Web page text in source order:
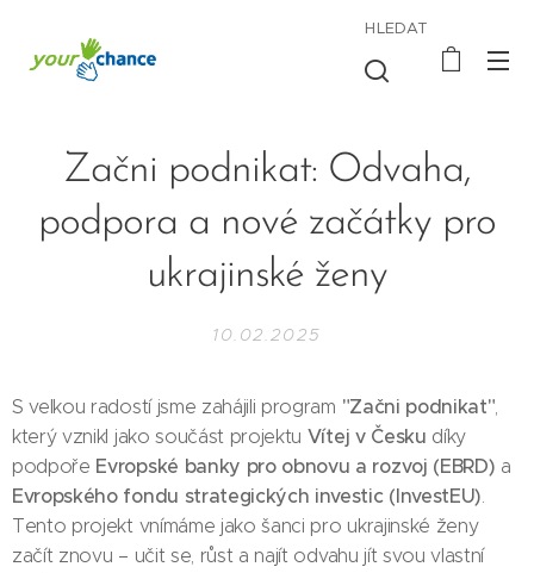
HLEDAT
Začni podnikat: Odvaha,
podpora a nové začátky pro
ukrajinské ženy
10.02.2025
S velkou radostí jsme zahájili program "Začni podnikat",
který vznikl jako součást projektu Vítej v Česku díky
podpoře Evropské banky pro obnovu a rozvoj (EBRD) a
Evropského fondu strategických investic (InvestEU).
Tento projekt vnímáme jako šanci pro ukrajinské ženy
začít znovu – učit se, růst a najít odvahu jít svou vlastní